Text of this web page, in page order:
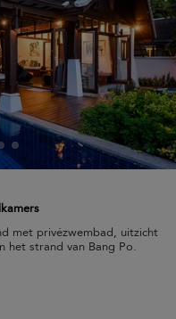
met privézwembad, uitzicht
het strand van Bang Po.